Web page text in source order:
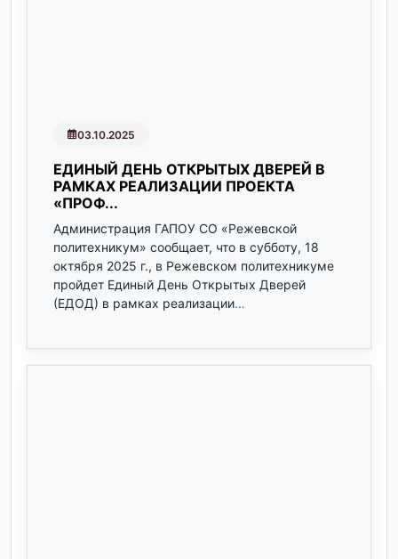
03.10.2025
ЕДИНЫЙ ДЕНЬ ОТКРЫТЫХ ДВЕРЕЙ В
РАМКАХ РЕАЛИЗАЦИИ ПРОЕКТА
«ПРОФ...
Администрация ГАПОУ СО «Режевской
политехникум» сообщает, что в субботу, 18
октября 2025 г., в Режевском политехникуме
пройдет Единый День Открытых Дверей
(ЕДОД) в рамках реализации…